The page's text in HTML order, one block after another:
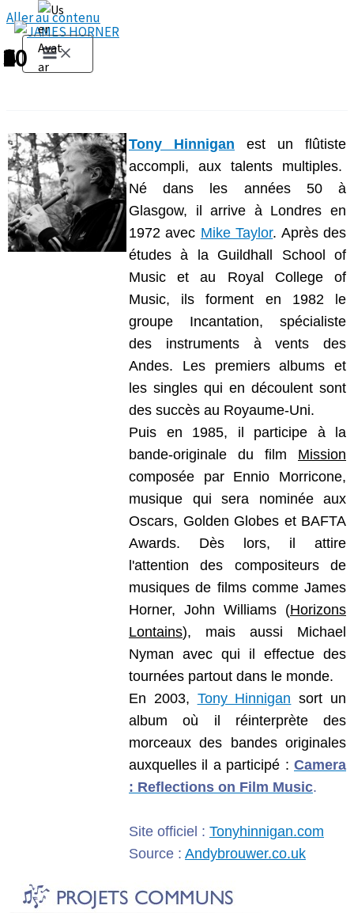
Aller au contenu
Tony Hinnigan
est un flûtiste
accompli, aux talents multiples.
Né dans les années 50 à
Glasgow, il arrive à Londres en
1972 avec Mike Taylor. Après des
études à la Guildhall School of
Music et au Royal College of
Music, ils forment en 1982 le
groupe Incantation, spécialiste
des instruments à vents des
Andes. Les premiers albums et
les singles qui en découlent sont
des succès au Royaume-Uni.
Puis en 1985, il participe à la
bande-originale du film Mission
composée par Ennio Morricone,
musique qui sera nominée aux
Oscars, Golden Globes et BAFTA
Awards. Dès lors, il attire
l'attention des compositeurs de
musiques de films comme James
Horner, John Williams (Horizons
Lontains), mais aussi Michael
Nyman avec qui il effectue des
tournées partout dans le monde.
En 2003, Tony Hinnigan sort un
album où il réinterprète des
morceaux des bandes originales
auxquelles il a participé : Camera
: Reflections on Film Music.
Site officiel : Tonyhinnigan.com
Source : Andybrouwer.co.uk
1
2
3
4
5
6
7
8
9
10